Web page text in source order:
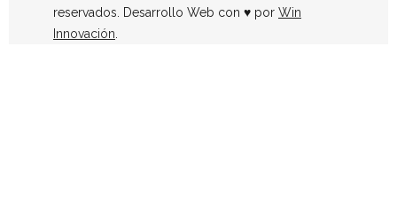
reservados. Desarrollo Web con ♥ por Win
Innovación.